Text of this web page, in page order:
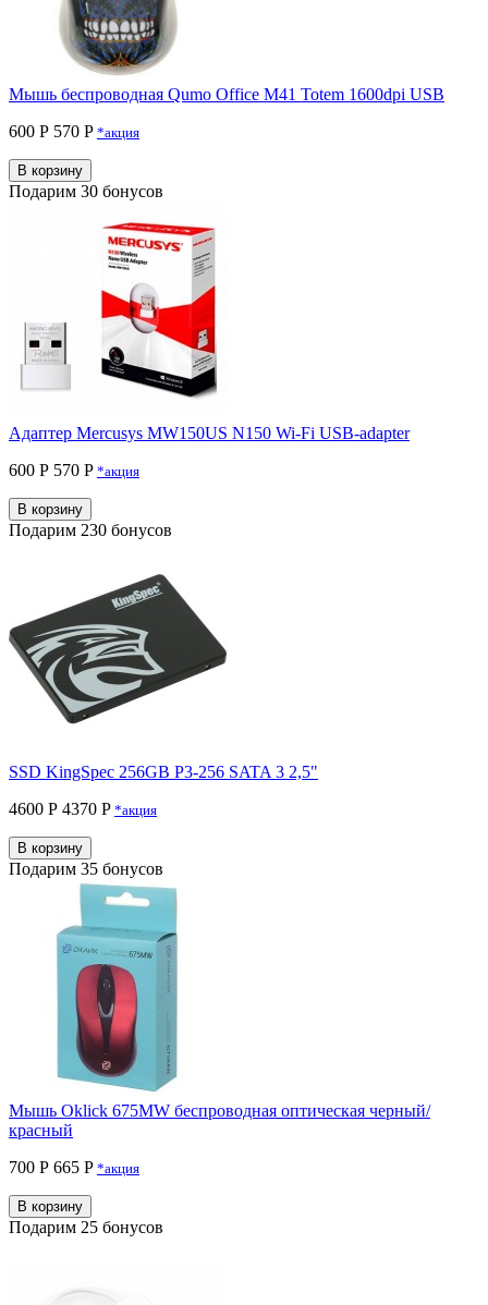
Мышь беспроводная Qumo Office M41 Totem 1600dpi USB
600 Р 570 P *акция
В корзину
Подарим 30 бонусов
Адаптер Mercusys MW150US N150 Wi-Fi USB-adapter
600 Р 570 P *акция
В корзину
Подарим 230 бонусов
SSD KingSpec 256GB P3-256 SATA 3 2,5"
4600 Р 4370 P *акция
В корзину
Подарим 35 бонусов
Мышь Oklick 675MW беспроводная оптическая черный/
красный
700 Р 665 P *акция
В корзину
Подарим 25 бонусов